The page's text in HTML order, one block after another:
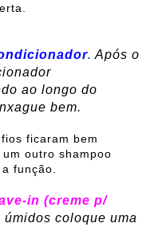
. Após o
ao longo do
bem.
ficaram bem
outro shampoo
função.
in (creme p/
coloque uma